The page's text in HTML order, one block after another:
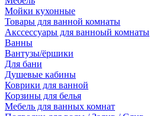
Мойки кухонные
Товары для ванной комнаты
Акссессуары для ванноый комнаты
Ванны
Вантузы/ёршики
Для бани
Душевые кабины
Коврики для ванной
Корзины для белья
Мебель для ванных комнат